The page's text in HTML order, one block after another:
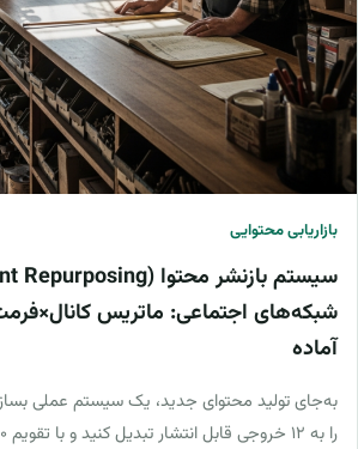
بازاریابی محتوایی
آماده
به‌جای تولید محتوای جدید، یک سیستم عملی